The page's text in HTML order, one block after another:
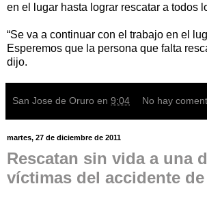
en el lugar hasta lograr rescatar a todos
“Se va a continuar con el trabajo en el
Esperemos que la persona que falta
dijo.
San Jose de Oruro en 9:04 No hay
martes, 27 de diciembre de 2011
Rescatan sin vida a una
víctimas del accidente de